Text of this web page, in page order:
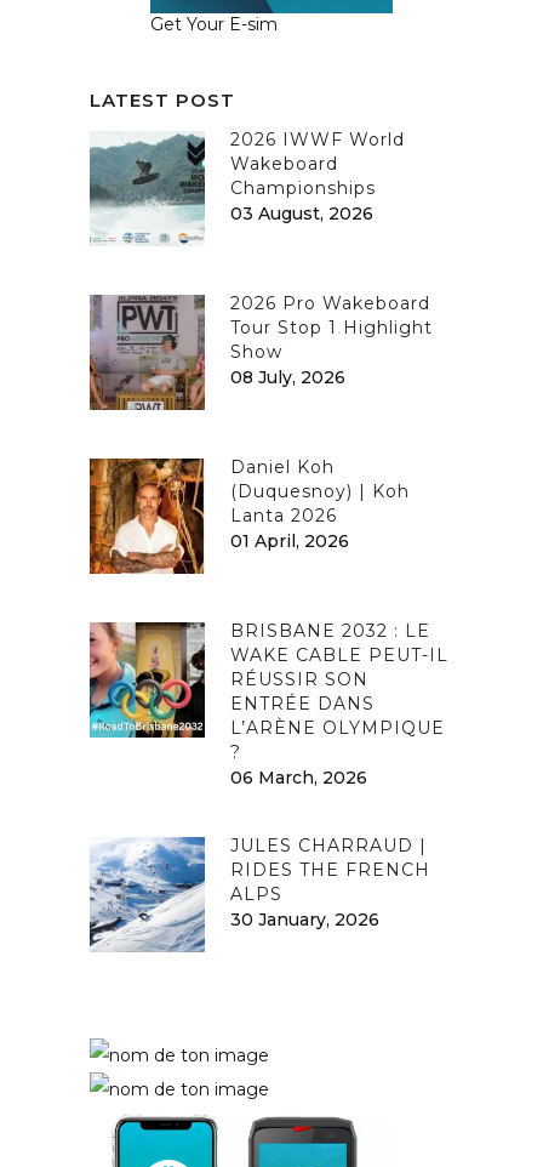
Get Your E-sim
LATEST POST
2026 IWWF World
Wakeboard
Championships
03 August, 2026
2026 Pro Wakeboard
Tour Stop 1 Highlight
Show
08 July, 2026
Daniel Koh
(Duquesnoy) | Koh
Lanta 2026
01 April, 2026
BRISBANE 2032 : LE
WAKE CABLE PEUT-IL
RÉUSSIR SON
ENTRÉE DANS
L’ARÈNE OLYMPIQUE
?
06 March, 2026
JULES CHARRAUD |
RIDES THE FRENCH
ALPS
30 January, 2026